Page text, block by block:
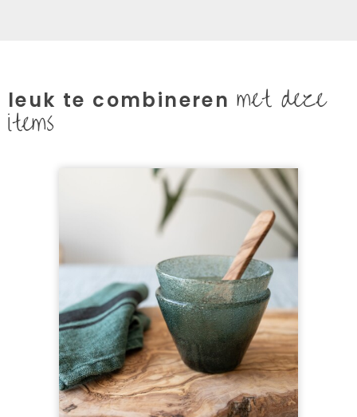
leuk te combineren met deze
items